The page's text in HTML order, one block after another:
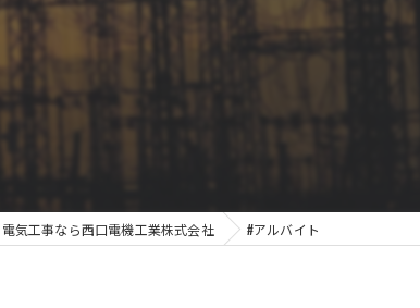
気工事なら西口電機工業株式会社 #アルバイト